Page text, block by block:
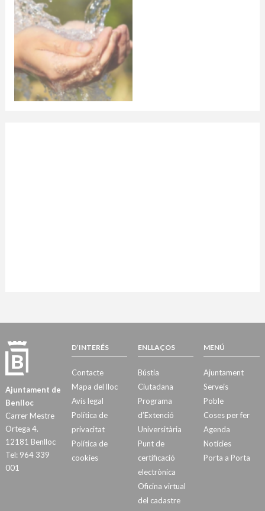
Ajuntament de
Benlloc
Carrer Mestre
Ortega 4.
12181 Benlloc
Tel: 964 339
001
D’INTERÉS
Contacte
Mapa del lloc
Avís legal
Política de
privacitat
Política de
cookies
ENLLAÇOS
Bústia
Ciutadana
Programa
d’Extenció
Universitària
Punt de
certificació
electrònica
Oficina virtual
del cadastre
MENÚ
Ajuntament
Serveis
Poble
Coses per fer
Agenda
Notícies
Porta a Porta